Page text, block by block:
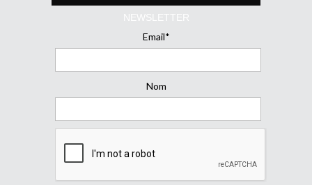
NEWSLETTER
Email*
Nom